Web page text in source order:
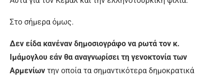
Στο σήμερα όμως.
Δεν είδα κανέναν δημοσιογράφο να ρωτά τον κ.
Ιμάμογλου εάν θα αναγνωρίσει τη γενοκτονία των
Αρμενίων την οποία τα σημαντικότερα δημοκρατικά